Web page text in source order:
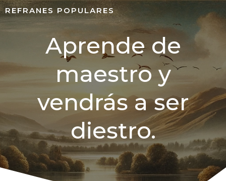
REFRANES POPULARES
Aprende de
maestro y
vendrás a ser
diestro.